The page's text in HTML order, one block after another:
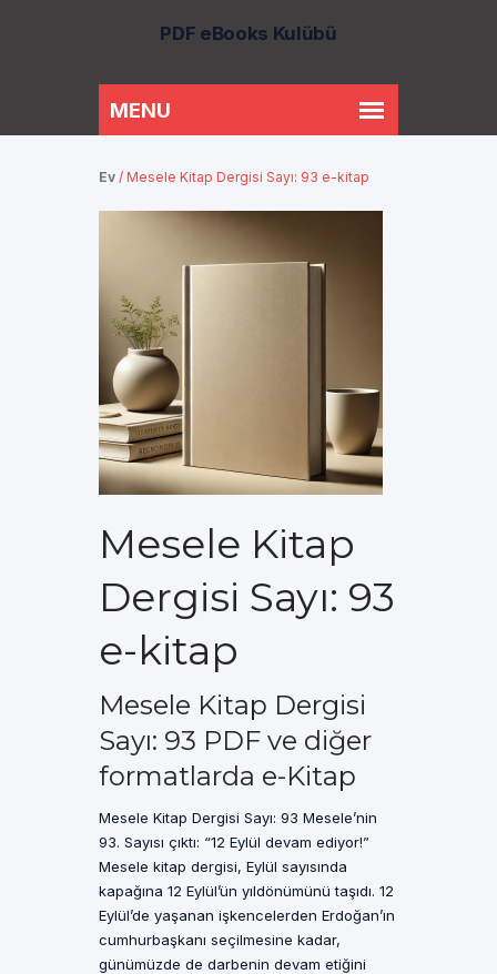
PDF eBooks Kulübü
Ev / Mesele Kitap Dergisi Sayı: 93 e-kitap
Mesele Kitap
Dergisi Sayı: 93
e-kitap
Mesele Kitap Dergisi
Sayı: 93 PDF ve diğer
formatlarda e-Kitap
Mesele Kitap Dergisi Sayı: 93 Mesele’nin
93. Sayısı çıktı: “12 Eylül devam ediyor!”
Mesele kitap dergisi, Eylül sayısında
kapağına 12 Eylül’ün yıldönümünü taşıdı. 12
Eylül’de yaşanan işkencelerden Erdoğan’ın
cumhurbaşkanı seçilmesine kadar,
günümüzde de darbenin devam etiğini